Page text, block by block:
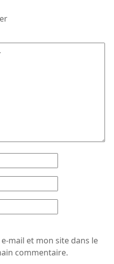
mail et mon site dans le
commentaire.